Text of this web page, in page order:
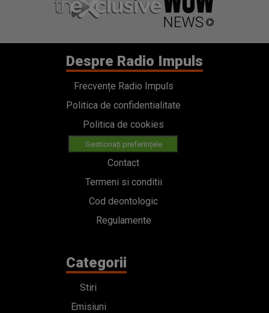
Despre Radio Impuls
Frecvențe Radio Impuls
Politica de confidentialitate
Politica de cookies
Gestionați preferințele
Contact
Termeni si conditii
Cod deontologic
Regulamente
Categorii
Stiri
Emisiuni